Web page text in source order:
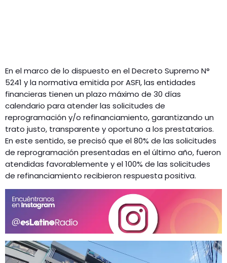
En el marco de lo dispuesto en el Decreto Supremo N°
5241 y la normativa emitida por ASFI, las entidades
financieras tienen un plazo máximo de 30 días
calendario para atender las solicitudes de
reprogramación y/o refinanciamiento, garantizando un
trato justo, transparente y oportuno a los prestatarios.
En este sentido, se precisó que el 80% de las solicitudes
de reprogramación presentadas en el último año, fueron
atendidas favorablemente y el 100% de las solicitudes
de refinanciamiento recibieron respuesta positiva.